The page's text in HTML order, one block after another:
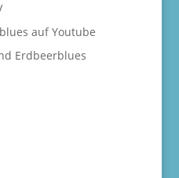
auf Youtube
Erdbeerblues